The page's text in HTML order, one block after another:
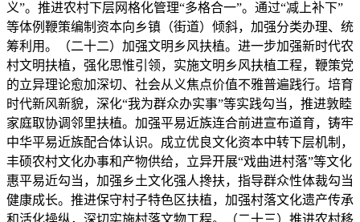
义”。推进农村下层网格化管理“多格合一”。通过“减上补下”
等体例鞭策编制资本向乡镇（街道）倾斜，加强分类办理、统
筹利用。（二十二）加强文明乡风扶植。进一步加强新时代农
村文明扶植，强化思惟引领，实施文明乡风扶植工程，鞭策党
的立异理论愈加深切、社会从义焦点价值不雅普遍践行。培育
时代新风新貌，深化“我为群众办实事”等实践勾当，推进敦睦
家庭取协调邻里扶植。加强平易近族连合前进宣布道育，铸牢
中华平易近族配合体认识。成立优良文化资本中转下层机制，
丰硕农村文化办事和产物供给，立异开展“戏曲进村落”等文化
惠平易近勾当，加强乡土文化强人搀扶，指导群众性体裁勾当
健康成长。推进保守村子特色区扶植，加强村落文化遗产传承